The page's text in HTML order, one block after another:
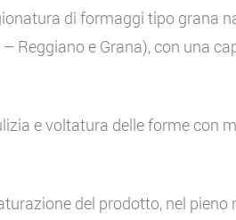
di formaggi tipo grana
Reggiano e Grana), con una
e voltatura delle forme con
del prodotto, nel pieno